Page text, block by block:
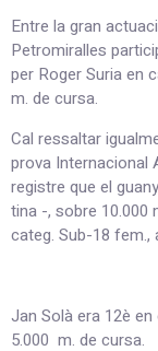
Entre la gran
Petromiralles
per Roger Suria en
m. de cursa.
Cal ressaltar
prova Internacional
registre que el
tina -, sobre 10.000
categ. Sub-18 fem.,
Jan Solà era 12è
5.000 m. de cursa.